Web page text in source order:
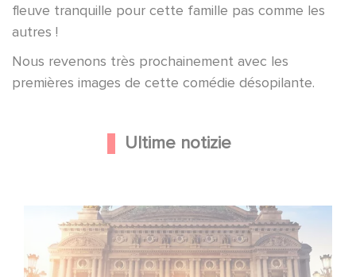
fleuve tranquille pour cette famille pas comme les
autres !
Nous revenons très prochainement avec les
premières images de cette comédie désopilante.
Ultime notizie
Gaumont e Good Hero annunciano il seguito di Ballerina